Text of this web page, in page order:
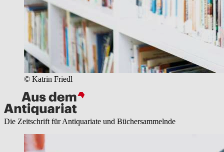
© Katrin Friedl
Die Zeitschrift für Antiquariate und Büchersammelnde